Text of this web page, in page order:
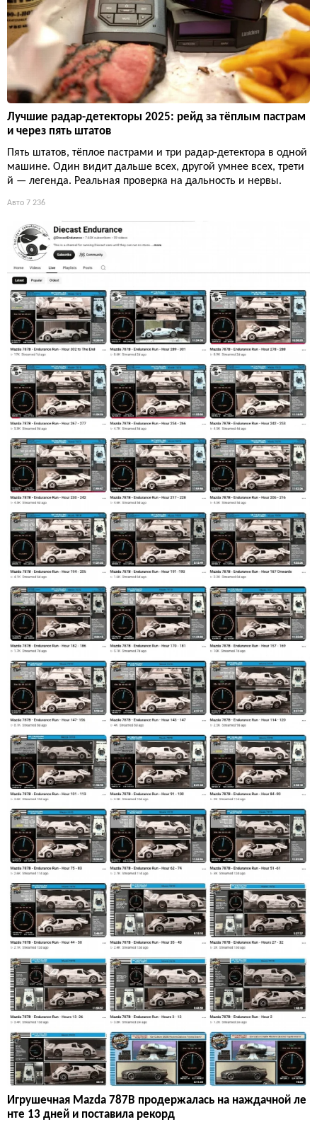
Лучшие радар-детекторы 2025: рейд за тёплым пастрам
и через пять штатов
Пять штатов, тёплое пастрами и три радар-детектора в одной
машине. Один видит дальше всех, другой умнее всех, трети
й — легенда. Реальная проверка на дальность и нервы.
Авто 7 236
Игрушечная Mazda 787B продержалась на наждачной ле
нте 13 дней и поставила рекорд